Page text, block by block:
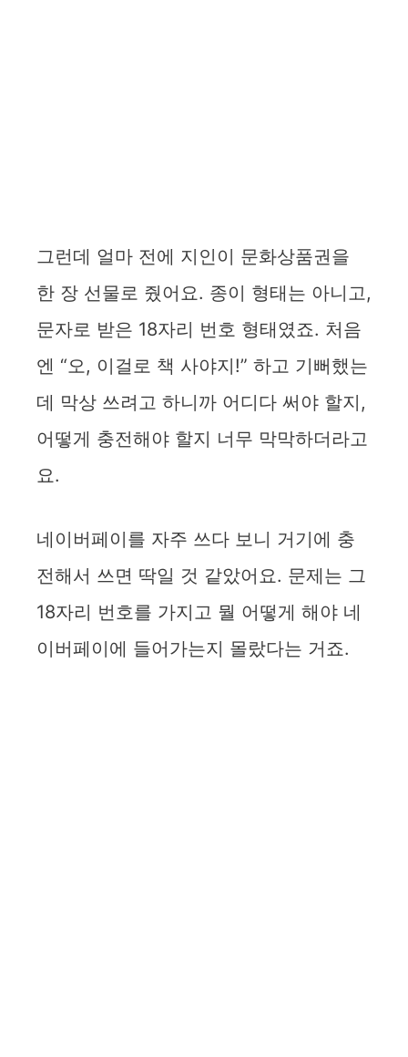
그런데 얼마 전에 지인이 문화상품권을
한 장 선물로 줬어요. 종이 형태는 아니고,
문자로 받은 18자리 번호 형태였죠. 처음
엔 “오, 이걸로 책 사야지!” 하고 기뻐했는
데 막상 쓰려고 하니까 어디다 써야 할지,
어떻게 충전해야 할지 너무 막막하더라고
요.
네이버페이를 자주 쓰다 보니 거기에 충
전해서 쓰면 딱일 것 같았어요. 문제는 그
18자리 번호를 가지고 뭘 어떻게 해야 네
이버페이에 들어가는지 몰랐다는 거죠.